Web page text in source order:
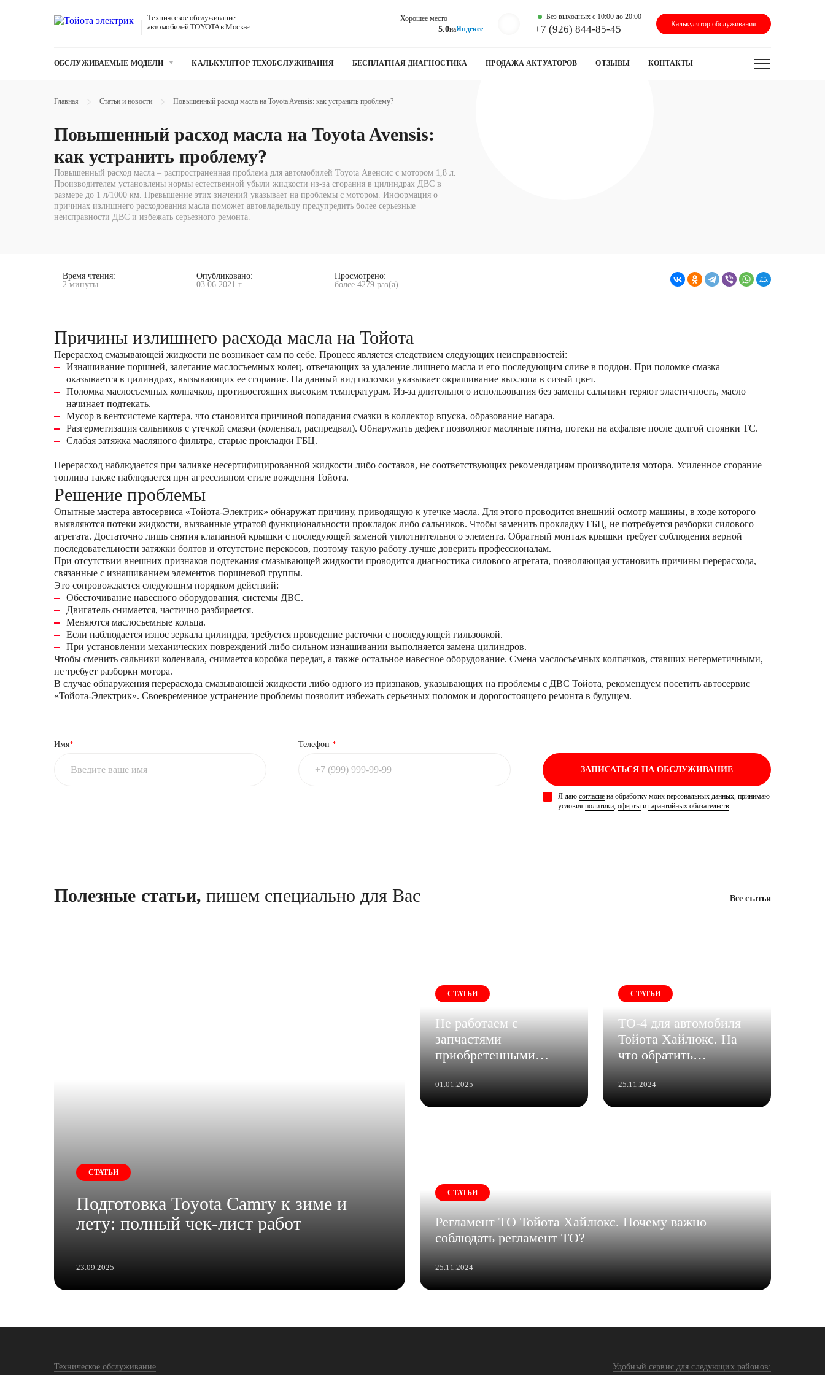
Техническое обслуживание
автомобилей TOYOTA в Москве
Хорошее место
5.0наЯндексе
Без выходных с 10:00 до 20:00
+7 (926) 844-85-45 Калькулятор обслуживания
ОБСЛУЖИВАЕМЫЕ МОДЕЛИ КАЛЬКУЛЯТОР ТЕХОБСЛУЖИВАНИЯ БЕСПЛАТНАЯ ДИАГНОСТИКА ПРОДАЖА АКТУАТОРОВ ОТЗЫВЫ КОНТАКТЫ
Главная Статьи и новости Повышенный расход масла на Toyota Avensis: как устранить проблему?
Повышенный расход масла на Toyota Avensis:
как устранить проблему?
Повышенный расход масла – распространенная проблема для автомобилей Toyota Авенсис с мотором 1,8 л.
Производителем установлены нормы естественной убыли жидкости из-за сгорания в цилиндрах ДВС в
размере до 1 л/1000 км. Превышение этих значений указывает на проблемы с мотором. Информация о
причинах излишнего расходования масла поможет автовладельцу предупредить более серьезные
неисправности ДВС и избежать серьезного ремонта.
Время чтения:
2 минуты
Опубликовано:
03.06.2021 г.
Просмотрено:
более 4279 раз(а)
Причины излишнего расхода масла на Тойота
Перерасход смазывающей жидкости не возникает сам по себе. Процесс является следствием следующих неисправностей:
Изнашивание поршней, залегание маслосъемных колец, отвечающих за удаление лишнего масла и его последующим сливе в поддон. При поломке смазка
оказывается в цилиндрах, вызывающих ее сгорание. На данный вид поломки указывает окрашивание выхлопа в сизый цвет.
Поломка маслосъемных колпачков, противостоящих высоким температурам. Из-за длительного использования без замены сальники теряют эластичность, масло
начинает подтекать.
Мусор в вентсистеме картера, что становится причиной попадания смазки в коллектор впуска, образование нагара.
Разгерметизация сальников с утечкой смазки (коленвал, распредвал). Обнаружить дефект позволяют масляные пятна, потеки на асфальте после долгой стоянки ТС.
Слабая затяжка масляного фильтра, старые прокладки ГБЦ.
Перерасход наблюдается при заливке несертифицированной жидкости либо составов, не соответствующих рекомендациям производителя мотора. Усиленное сгорание
топлива также наблюдается при агрессивном стиле вождения Тойота.
Решение проблемы
Опытные мастера автосервиса «Тойота-Электрик» обнаружат причину, приводящую к утечке масла. Для этого проводится внешний осмотр машины, в ходе которого
выявляются потеки жидкости, вызванные утратой функциональности прокладок либо сальников. Чтобы заменить прокладку ГБЦ, не потребуется разборки силового
агрегата. Достаточно лишь снятия клапанной крышки с последующей заменой уплотнительного элемента. Обратный монтаж крышки требует соблюдения верной
последовательности затяжки болтов и отсутствие перекосов, поэтому такую работу лучше доверить профессионалам.
При отсутствии внешних признаков подтекания смазывающей жидкости проводится диагностика силового агрегата, позволяющая установить причины перерасхода,
связанные с изнашиванием элементов поршневой группы.
Это сопровождается следующим порядком действий:
Обесточивание навесного оборудования, системы ДВС.
Двигатель снимается, частично разбирается.
Меняются маслосъемные кольца.
Если наблюдается износ зеркала цилиндра, требуется проведение расточки с последующей гильзовкой.
При установлении механических повреждений либо сильном изнашивании выполняется замена цилиндров.
Чтобы сменить сальники коленвала, снимается коробка передач, а также остальное навесное оборудование. Смена маслосъемных колпачков, ставших негерметичными,
не требует разборки мотора.
В случае обнаружения перерасхода смазывающей жидкости либо одного из признаков, указывающих на проблемы с ДВС Тойота, рекомендуем посетить автосервис
«Тойота-Электрик». Своевременное устранение проблемы позволит избежать серьезных поломок и дорогостоящего ремонта в будущем.
Имя* Телефон *
ЗАПИСАТЬСЯ НА ОБСЛУЖИВАНИЕ
Я даю согласие на обработку моих персональных данных, принимаю
условия политики, оферты и гарантийных обязательств.
Полезные статьи,пишем специально для Вас Все статьи
СТАТЬИ
Подготовка Toyota Camry к зиме и
лету: полный чек-лист работ
23.09.2025
СТАТЬИ
Не работаем с
запчастями
приобретенными
клиентами
самостоятельно
01.01.2025
СТАТЬИ
ТО-4 для автомобиля
Тойота Хайлюкс. На
что обратить
внимание?
25.11.2024
СТАТЬИ
Регламент ТО Тойота Хайлюкс. Почему важно
соблюдать регламент ТО?
25.11.2024
Техническое обслуживание Удобный сервис для следующих районов: